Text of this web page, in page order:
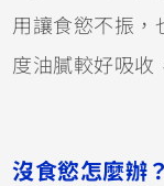
用讓食慾不振，
度油膩較好吸收
沒食慾怎麼辦